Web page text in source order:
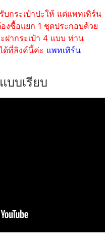
กระเป๋าปะให้ แต่แพทเทิร์น
งซื้อแยก 1 ชุดประกอบด้วย
ฝากระเป๋า 4 แบบ ท่าน
ด้ที่ลิงค์นี้ค่ะ แพทเทิร์น
บบเรียบ